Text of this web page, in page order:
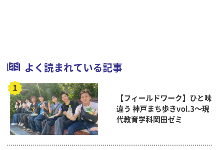
よく読まれている記事
【フィールドワーク】ひと味
違う 神戸まち歩きvol.3～現
代教育学科岡田ゼミ